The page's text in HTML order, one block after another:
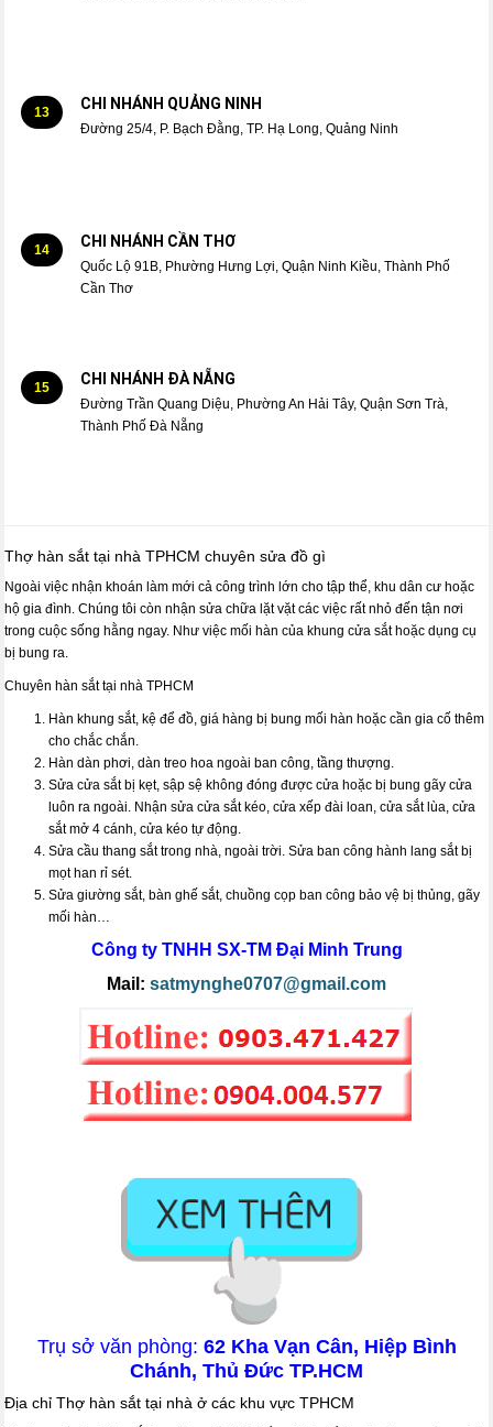
13 CHI NHÁNH QUẢNG NINH
Đường 25/4, P. Bạch Đằng, TP. Hạ Long, Quảng Ninh
14 CHI NHÁNH CẦN THƠ
Quốc Lộ 91B, Phường Hưng Lợi, Quận Ninh Kiều, Thành Phố
Cần Thơ
15 CHI NHÁNH ĐÀ NẴNG
Đường Trần Quang Diệu, Phường An Hải Tây, Quận Sơn Trà,
Thành Phố Đà Nẵng
Thợ hàn sắt tại nhà TPHCM chuyên sửa đồ gì
Ngoài việc nhận khoán làm mới cả công trình lớn cho tập thể, khu dân cư hoặc
hộ gia đình. Chúng tôi còn nhận sửa chữa lặt vặt các việc rất nhỏ đến tận nơi
trong cuộc sống hằng ngay. Như việc mối hàn của khung cửa sắt hoặc dụng cụ
bị bung ra.
Chuyên hàn sắt tại nhà TPHCM
Hàn khung sắt, kệ để đồ, giá hàng bị bung mối hàn hoặc cần gia cố thêm
cho chắc chắn.
Hàn dàn phơi, dàn treo hoa ngoài ban công, tầng thượng.
Sửa cửa sắt bị kẹt, sập sệ không đóng được cửa hoặc bị bung gãy cửa
luôn ra ngoài. Nhận sửa cửa sắt kéo, cửa xếp đài loan, cửa sắt lùa, cửa
sắt mở 4 cánh, cửa kéo tự động.
Sửa cầu thang sắt trong nhà, ngoài trời. Sửa ban công hành lang sắt bị
mọt han rỉ sét.
Sửa giường sắt, bàn ghế sắt, chuồng cọp ban công bảo vệ bị thủng, gãy
mối hàn…
Công ty TNHH SX-TM Đại Minh Trung
Mail: satmynghe0707@gmail.com
Trụ sở văn phòng: 62 Kha Vạn Cân, Hiệp Bình
Chánh, Thủ Đức TP.HCM
Địa chỉ Thợ hàn sắt tại nhà ở các khu vực TPHCM